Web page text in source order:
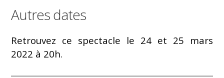
Autres dates
Retrouvez ce spectacle le 24 et 25 mars
2022 à 20h.